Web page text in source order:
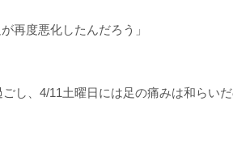
再度悪化したんだろう」
し、4/11土曜日には足の痛みは和らい